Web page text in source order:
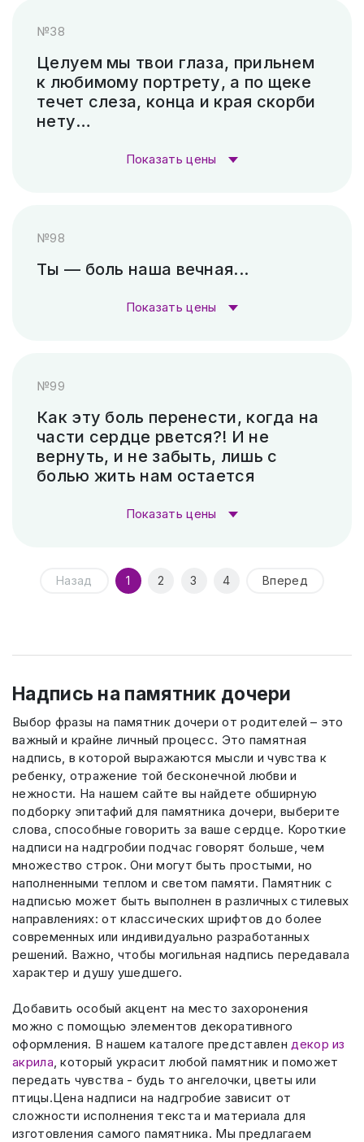
Скарпель (рубленные буквы)
Гравировка (САУНО, Ударный
станок)
3 300
₽
№38
Целуем мы твои глаза, прильнем
к любимому портрету, а по щеке
течет слеза, конца и края скорби
нету…
Показать цены
Скарпель (рубленные буквы)
№98
Ты — боль наша вечная...
Показать цены
Гравировка (САУНО, Ударный
станок)
3 300
₽
№99
Как эту боль перенести, когда на
части сердце рвется?! И не
вернуть, и не забыть, лишь с
болью жить нам остается
Показать цены
Скарпель (рубленные буквы) 38 640 ₽
Назад 1 2 3 4 Вперед
Надпись на памятник дочери
Выбор фразы на памятник дочери от родителей – это
важный и крайне личный процесс. Это памятная
надпись, в которой выражаются мысли и чувства к
ребенку, отражение той бесконечной любви и
нежности. На нашем сайте вы найдете обширную
подборку эпитафий для памятника дочери, выберите
слова, способные говорить за ваше сердце. Короткие
надписи на надгробии подчас говорят больше, чем
множество строк. Они могут быть простыми, но
наполненными теплом и светом памяти. Памятник с
надписью может быть выполнен в различных стилевых
направлениях: от классических шрифтов до более
современных или индивидуально разработанных
решений. Важно, чтобы могильная надпись передавала
характер и душу ушедшего.
Добавить особый акцент на место захоронения
можно с помощью элементов декоративного
оформления. В нашем каталоге представлендекор из
акрила, который украсит любой памятник и поможет
передать чувства - будь то ангелочки, цветы или
птицы.Цена надписи на надгробие зависит от
сложности исполнения текста и материала для
изготовления самого памятника. Мы предлагаем